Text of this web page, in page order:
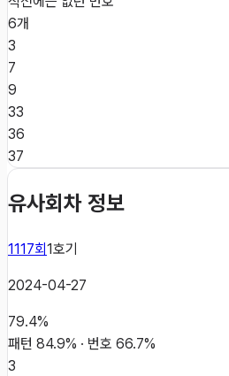
6개
3
7
9
33
36
37
유사회차 정보
1117회1호기
2024-04-27
79.4%
패턴 84.9% · 번호 66.7%
3